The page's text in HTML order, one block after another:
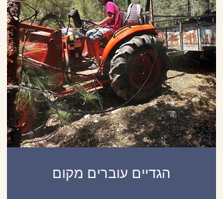
הגדיים עוברים מקום